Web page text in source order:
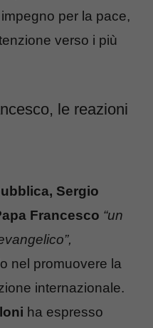
per la pace,
verso i più
le reazioni
Sergio
Francesco “un
nel promuovere la
internazionale.
ha espresso